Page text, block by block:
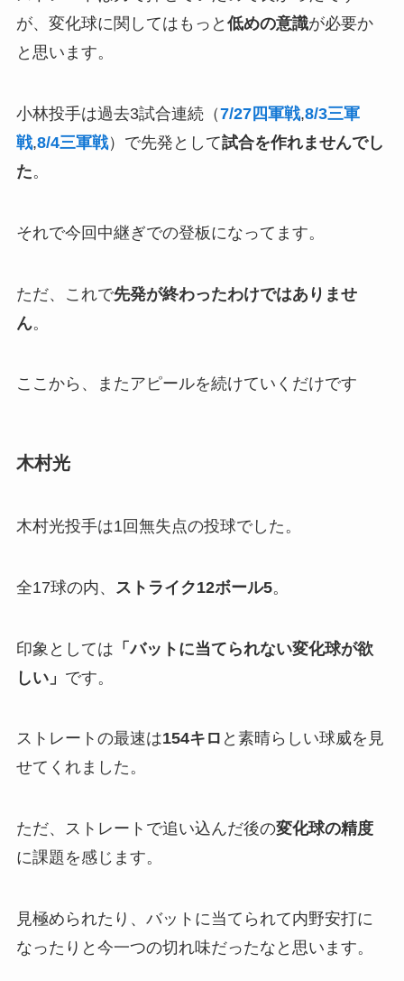
が、変化球に関してはもっと 低めの意識が必要か
と思います。
小林投手は過去3試合連続（7/27四軍戦,8/3三軍
戦,8/4三軍戦）で先発として試合を作れませんでし
た。
それで今回中継ぎでの登板になってます。
ただ、これで先発が終わったわけではありませ
ん。
ここから、またアピールを続けていくだけです
木村光
木村光投手は1回無失点の投球でした。
全17球の内、 ストライク12ボール5。
印象としては 「バットに当てられない変化球が欲
しい」 です。
ストレートの最速は154キロ と素晴らしい球威を見
せてくれました。
ただ、ストレートで追い込んだ後の変化球の精度
に課題を感じます。
見極められたり、バットに当てられて内野安打に
なったりと今一つの切れ味だったなと思います。